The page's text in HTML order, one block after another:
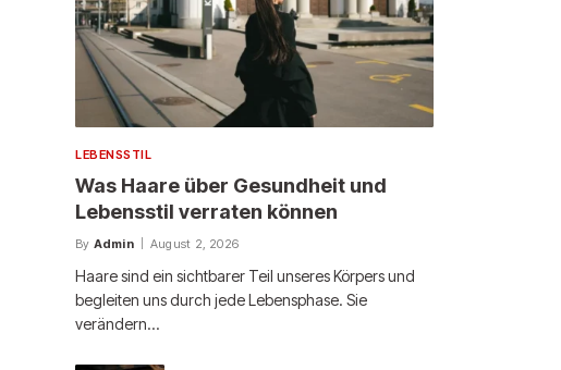
LEBENSSTIL
Was Haare über Gesundheit und
Lebensstil verraten können
By Admin August 2, 2026
Haare sind ein sichtbarer Teil unseres Körpers und
begleiten uns durch jede Lebensphase. Sie
verändern…